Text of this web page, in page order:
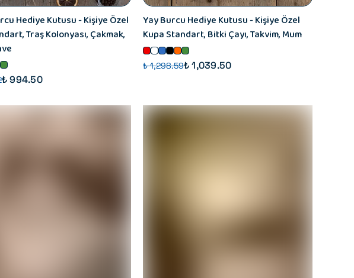
Hediye Kutusu - Kişiye Özel
Traş Kolonyası, Çakmak,
₺ 994.50
Yay Burcu Hediye Kutusu - Kişiye Özel
Kupa Standart, Bitki Çayı, Takvim, Mum
₺ 1,298.59₺ 1,039.50